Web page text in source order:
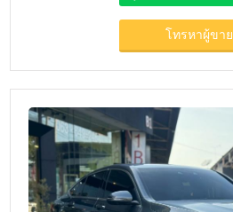
โทรหาผู้ขาย